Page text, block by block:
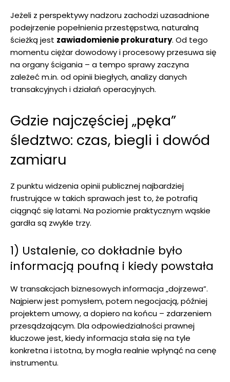
Jeżeli z perspektywy nadzoru zachodzi uzasadnione
podejrzenie popełnienia przestępstwa, naturalną
ścieżką jest zawiadomienie prokuratury. Od tego
momentu ciężar dowodowy i procesowy przesuwa się
na organy ścigania – a tempo sprawy zaczyna
zależeć m.in. od opinii biegłych, analizy danych
transakcyjnych i działań operacyjnych.
Gdzie najczęściej „pęka”
śledztwo: czas, biegli i dowód
zamiaru
Z punktu widzenia opinii publicznej najbardziej
frustrujące w takich sprawach jest to, że potrafią
ciągnąć się latami. Na poziomie praktycznym wąskie
gardła są zwykle trzy.
1) Ustalenie, co dokładnie było
informacją poufną i kiedy powstała
W transakcjach biznesowych informacja „dojrzewa”.
Najpierw jest pomysłem, potem negocjacją, później
projektem umowy, a dopiero na końcu – zdarzeniem
przesądzającym. Dla odpowiedzialności prawnej
kluczowe jest, kiedy informacja stała się na tyle
konkretna i istotna, by mogła realnie wpłynąć na cenę
instrumentu.